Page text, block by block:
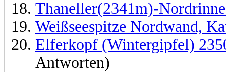
Thaneller(2341m)-
Weißseespitze Nordwand,
Elferkopf (Wintergipfel)
Antworten)